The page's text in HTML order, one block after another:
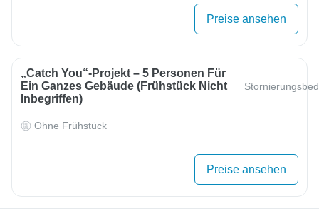
Preise ansehen
„Catch You“-Projekt – 5 Personen Für
Ein Ganzes Gebäude (Frühstück Nicht
Inbegriffen)
Ohne Frühstück
Preise ansehen